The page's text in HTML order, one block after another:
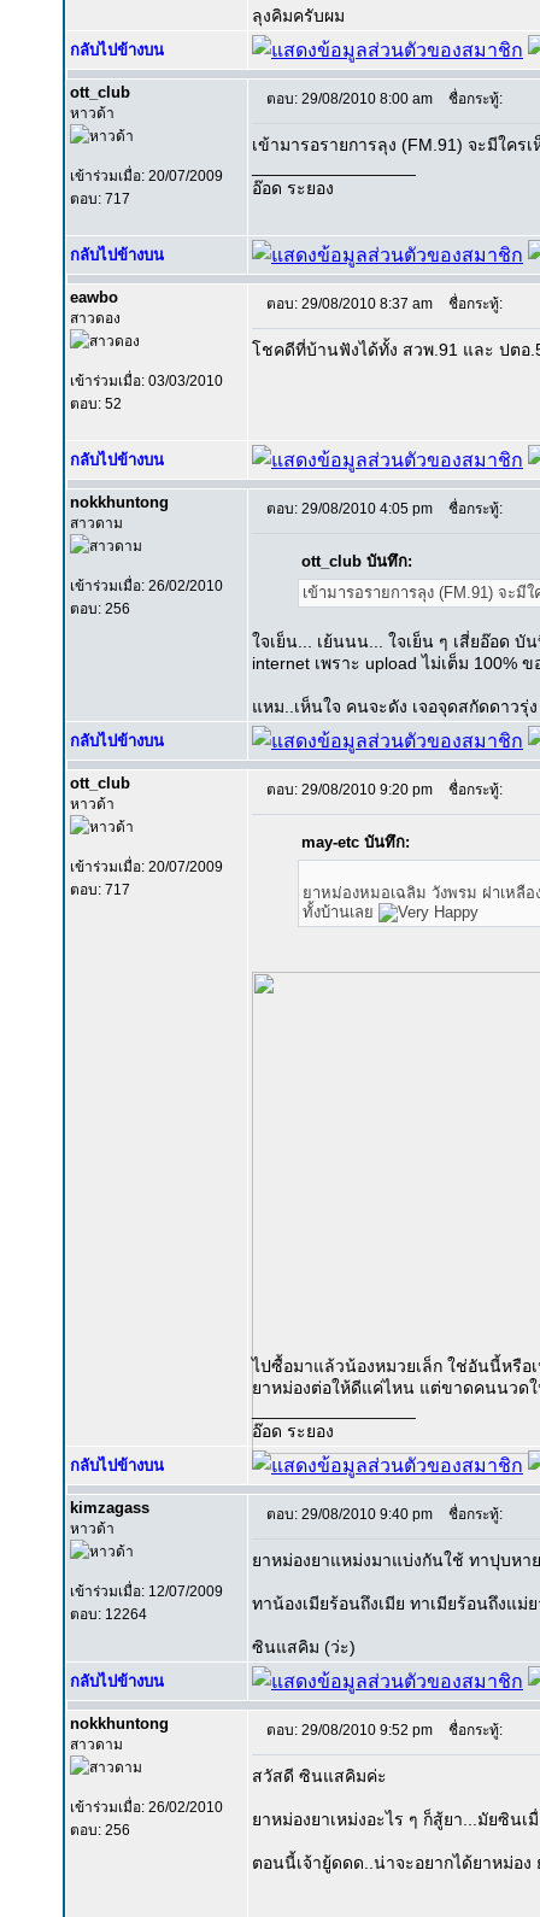
ลุงคิมครับผม
กลับไปข้างบน
ott_club
หาวด้า
เข้าร่วมเมื่อ: 20/07/2009
ตอบ: 717
ตอบ: 29/08/2010 8:00 am ชื่อกระทู้:
เข้ามารอรายการลุง (FM.91) จะมีใค
อ๊อด ระยอง
กลับไปข้างบน
eawbo
สาวดอง
เข้าร่วมเมื่อ: 03/03/2010
ตอบ: 52
ตอบ: 29/08/2010 8:37 am ชื่อกระทู้:
โชคดีที่บ้านฟังได้ทั้ง สวพ.91 และ ปตอ
กลับไปข้างบน
nokkhuntong
สาวดาม
เข้าร่วมเมื่อ: 26/02/2010
ตอบ: 256
ตอบ: 29/08/2010 4:05 pm ชื่อกระทู้:
ott_club บันทึก:
เข้ามารอรายการลุง (FM.91) จะ
ใจเย็น... เย้นนน... ใจเย็น ๆ เสี่ยอ๊อด
internet เพราะ upload ไม่เต็ม 100%
แหม..เห็นใจ คนจะดัง เจอจุดสกัดดาวรุ่
กลับไปข้างบน
ott_club
หาวด้า
เข้าร่วมเมื่อ: 20/07/2009
ตอบ: 717
ตอบ: 29/08/2010 9:20 pm ชื่อกระทู้:
may-etc บันทึก:
ยาหม่องหมอเฉลิม วังพรม ฝาเหลื
ทั้งบ้านเลย
ไปซื้อมาแล้วน้องหมวยเล็ก ใช่อันนี้หรือ
ยาหม่องต่อให้ดีแค่ไหน แต่ขาดคนนวด
อ๊อด ระยอง
กลับไปข้างบน
kimzagass
หาวด้า
เข้าร่วมเมื่อ: 12/07/2009
ตอบ: 12264
ตอบ: 29/08/2010 9:40 pm ชื่อกระทู้:
ยาหม่องยาแหม่งมาแบ่งกันใช้ ทาปุบห
ทาน้องเมียร้อนถึงเมีย ทาเมียร้อนถึงแ
ซินแสคิม (ว่ะ)
กลับไปข้างบน
nokkhuntong
สาวดาม
เข้าร่วมเมื่อ: 26/02/2010
ตอบ: 256
ตอบ: 29/08/2010 9:52 pm ชื่อกระทู้:
สวัสดี ซินแสคิมค่ะ
ยาหม่องยาเหม่งอะไร ๆ ก็สู้ยา...มัยซิน
ตอนนี้เจ้ายู้ดดด..น่าจะอยากได้ยาหม่อง